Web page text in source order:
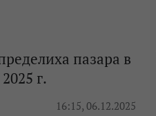
пазара в
г.
16:15, 06.12.2025